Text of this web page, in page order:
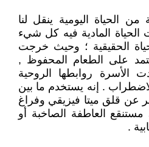
الحياة اليومية ينقل لنا
المادية فيه كل شيء
الحقيقية ؛ وحيث خرجت
على الطعام المحفوظ ,
الأسرة روابطها الروحية
. إنه يستخدم ما بين
عن قلق ميتا فيزيقي وفراغ
العاطفة الصاخبة أو
.